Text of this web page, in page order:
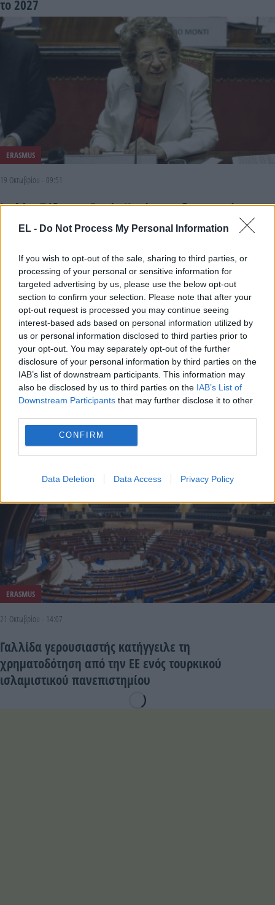
EL - Do Not Process My Personal Information
If you wish to opt-out of the sale, sharing to third parties, or
processing of your personal or sensitive information for
targeted advertising by us, please use the below opt-out
section to confirm your selection. Please note that after your
opt-out request is processed you may continue seeing
interest-based ads based on personal information utilized by
us or personal information disclosed to third parties prior to
your opt-out. You may separately opt-out of the further
disclosure of your personal information by third parties on the
IAB’s list of downstream participants. This information may
also be disclosed by us to third parties on the IAB’s List of
Downstream Participants that may further disclose it to other
CONFIRM
Data Deletion Data Access Privacy Policy
το 2027
ERASMUS
19 Οκτωβρίου - 09:51
Ιταλία: Πέθανε η Σοφία Κοράντι, η δημιουργός του
προγράμματος ανταλλαγής φοιτητών Erasmus
ERASMUS
30 Νοεμβρίου - 15:03
Έως τις 9 Δεκεμβρίου οι αιτήσεις για το «εσωτερικό
Erasmus» στα ελληνικά πανεπιστήμια
ERASMUS
21 Οκτωβρίου - 14:07
Γαλλίδα γερουσιαστής κατήγγειλε τη
χρηματοδότηση από την ΕΕ ενός τουρκικού
ισλαμιστικού πανεπιστημίου